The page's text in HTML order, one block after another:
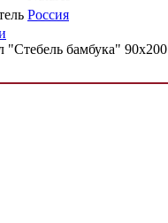
Россия
"Стебель бамбука" 90х200